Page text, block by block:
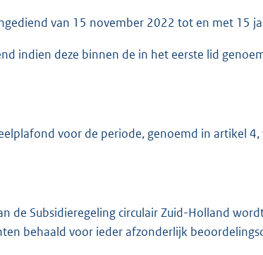
van 15 november 2022 tot en met 15
indien deze binnen de in het eerste lid
voor de periode, genoemd in artikel
de Subsidieregeling circulair Zuid-Holland
behaald voor ieder afzonderlijk